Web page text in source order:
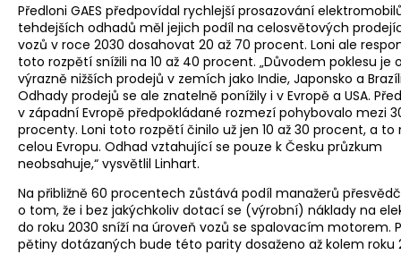
Předloni GAES předpovídal rychlejší prosazování
tehdejších odhadů měl jejich podíl na celosvětových
vozů v roce 2030 dosahovat 20 až 70 procent. Loni ale
toto rozpětí snížili na 10 až 40 procent. „Důvodem poklesu je
výrazně nižších prodejů v zemích jako Indie, Japonsko a
Odhady prodejů se ale znatelně ponížily i v Evropě a USA.
v západní Evropě předpokládané rozmezí pohybovalo mezi
procenty. Loni toto rozpětí činilo už jen 10 až 30 procent, a to
celou Evropu. Odhad vztahující se pouze k Česku průzkum
neobsahuje,“ vysvětlil Linhart.
Na přibližně 60 procentech zůstává podíl manažerů
o tom, že i bez jakýchkoliv dotací se (výrobní) náklady na
do roku 2030 sníží na úroveň vozů se spalovacím motorem.
pětiny dotázaných bude této parity dosaženo až kolem roku